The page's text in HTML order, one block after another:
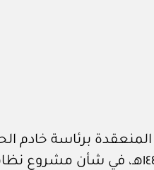
برئاسة خادم